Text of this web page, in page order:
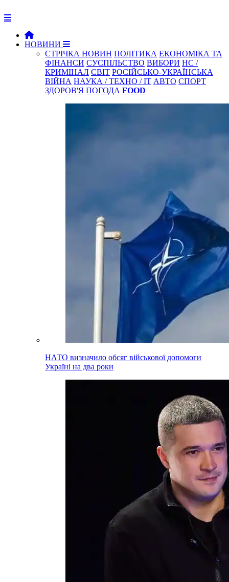
НОВИНИ
СТРІЧКА НОВИН ПОЛІТИКА ЕКОНОМІКА ТА
ФІНАНСИ СУСПІЛЬСТВО ВИБОРИ НС /
КРИМІНАЛ СВІТ РОСІЙСЬКО-УКРАЇНСЬКА
ВІЙНА НАУКА / ТЕХНО / IT АВТО СПОРТ
ЗДОРОВ'Я ПОГОДА FOOD
НАТО визначило обсяг військової допомоги
Україні на два роки